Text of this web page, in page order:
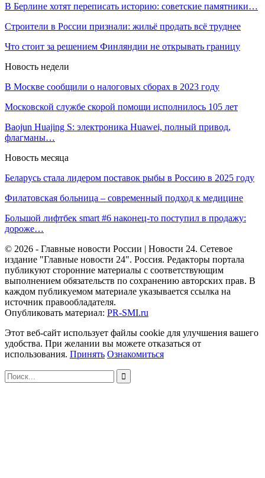
В Берлине хотят переписать историю: советские памятники…
Строители в России признали: жильё продать всё труднее
Что стоит за решением Финляндии не открывать границу
Новость недели
В Москве сообщили о налоговых сборах в 2023 году
Московской службе скорой помощи исполнилось 105 лет
Baojun Huajing S: электроника Huawei, полный привод,
флагманы…
Новость месяца
Беларусь стала лидером поставок рыбы в Россию в 2025 году
Филатовская больница – современный подход к медицине
Большой лифтбек smart #6 наконец-то поступил в продажу:
дороже…
© 2026 - Главные новости России | Новости 24. Сетевое
издание "Главные новости 24". Россия. Редакторы портала
публикуют сторонние материалы с соответствующим
выполнением обязательств по сохранению авторских прав. В
каждом публикуемом материале указывается ссылка на
источник правообладателя.
Опубликовать материал: PR-SMI.ru
Этот веб-сайт использует файлы cookie для улучшения вашего
удобства. При желании вы можете отказаться от
использования. Принять Ознакомиться